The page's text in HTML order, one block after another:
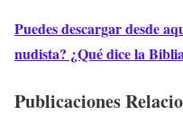
Puedes descargar desde
nudista? ¿Qué dice la
Publicaciones